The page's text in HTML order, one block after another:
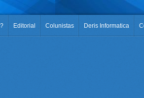
Editorial Colunistas Deris Informatica